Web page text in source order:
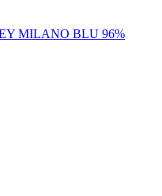
MILANO BLU 96%